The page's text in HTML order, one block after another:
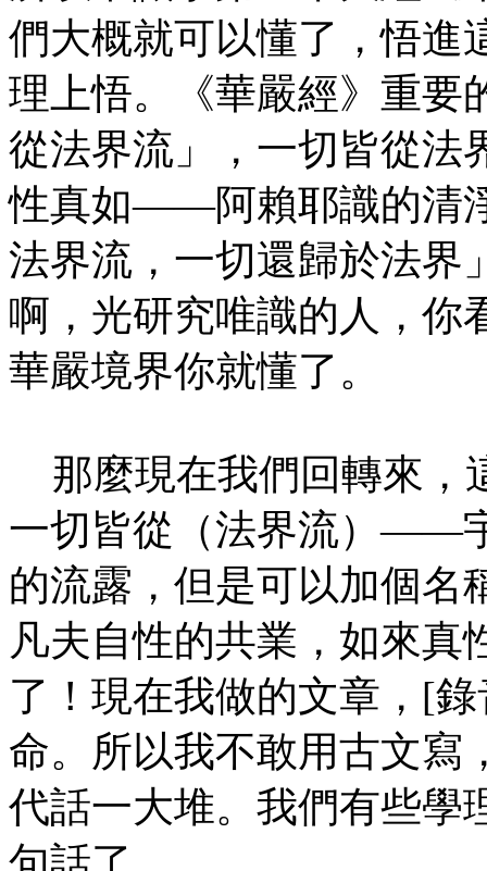
們大概就可以懂了，悟進
理上悟。《華嚴經》重要
從法界流」，一切皆從
性真如——阿賴耶識的清
法界流，一切還歸於法界
啊，光研究唯識的人，你
華嚴境界你就懂了。
那麼現在我們回轉來
一切皆從（法界流）——
的流露，但是可以加個
凡夫自性的共業，如來真
了！現在我做的文章，[
命。所以我不敢用古文寫
代話一大堆。我們有些學